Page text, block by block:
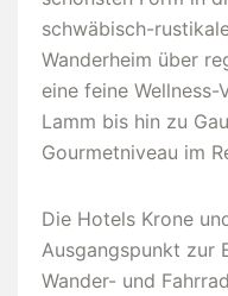
schwäbisch-
Wanderheim über
eine feine
Lamm bis hin zu
Gourmetniveau im
Die Hotels Krone
Ausgangspunkt zur
Wander- und